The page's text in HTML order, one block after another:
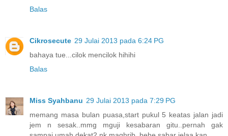
Balas
Cikrosecute 29 Julai 2013 pada 6:24 PG
bahaya tue...cilok mencilok hihihi
Balas
Miss Syahbanu 29 Julai 2013 pada 7:29 PG
memang masa bulan puasa,start pukul 5 keatas jalan jadi
jem n sesak..mmg mguji kesabaran gitu..pernah gak